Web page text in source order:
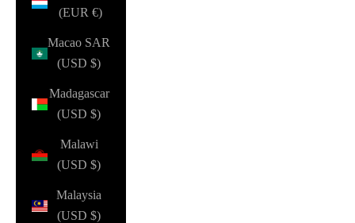
(EUR €)
Macao SAR
(USD $)
Madagascar
(USD $)
Malawi
(USD $)
Malaysia
(USD $)